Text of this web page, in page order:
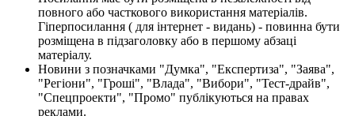
повного або часткового використання матеріалів.
Гіперпосилання ( для інтернет - видань) - повинна бути
розміщена в підзаголовку або в першому абзаці
матеріалу.
Новини з позначками "Думка", "Експертиза", "Заява",
"Регіони", "Гроші", "Влада", "Вибори", "Тест-драйв",
"Спецпроекти", "Промо" публікуються на правах
реклами.